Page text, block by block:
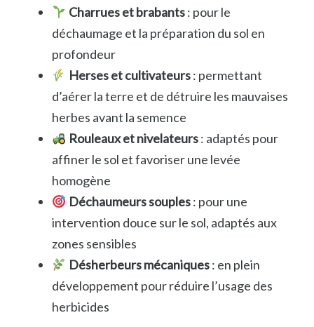
Charrues et brabants: pour le
déchaumage et la préparation du sol en
profondeur
Herses et cultivateurs: permettant
d’aérer la terre et de détruire les mauvaises
herbes avant la semence
Rouleaux et nivelateurs: adaptés pour
affiner le sol et favoriser une levée
homogène
Déchaumeurs souples: pour une
intervention douce sur le sol, adaptés aux
zones sensibles
Désherbeurs mécaniques: en plein
développement pour réduire l’usage des
herbicides